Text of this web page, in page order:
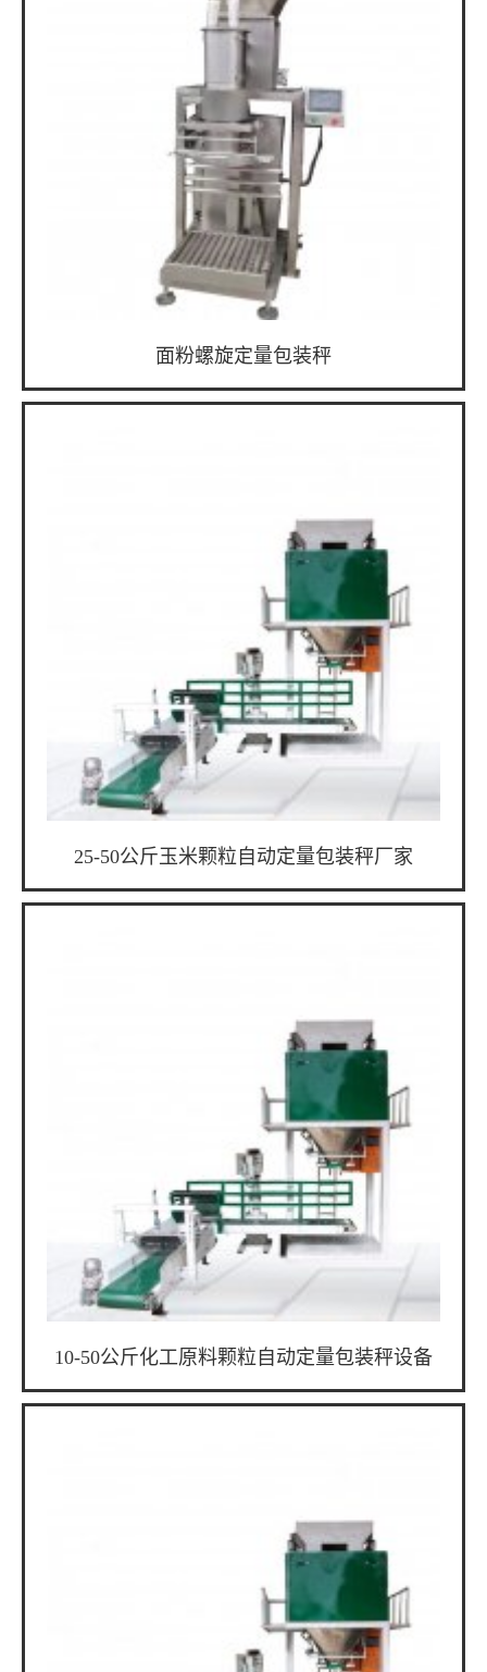
面粉螺旋定量包装秤
25-50公斤玉米颗粒自动定量包装秤厂家
10-50公斤化工原料颗粒自动定量包装秤设备